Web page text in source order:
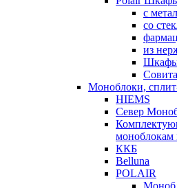
с
со
из
Шкафы
Моноблоки,
HIEMS
Север
моноблокам
ККБ
Belluna
POLAIR